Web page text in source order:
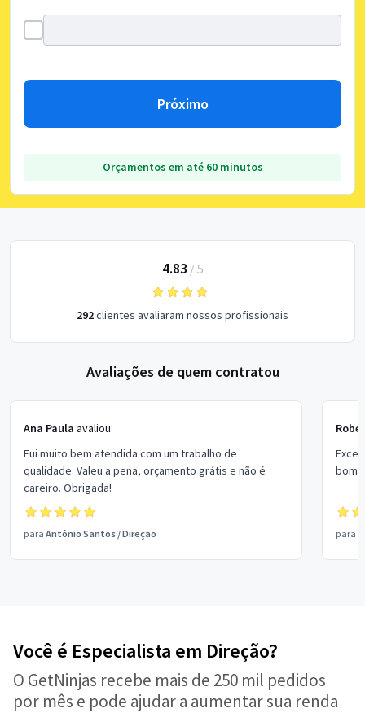
Próximo
Orçamentos em até 60 minutos
4.83 / 5
292clientes avaliaram nossos profissionais
Avaliações de quem contratou
Ana Paula avaliou:
Fui muito bem atendida com um trabalho de
qualidade. Valeu a pena, orçamento grátis e não é
careiro. Obrigada!
para Antônio Santos /Direção
bom
para
Você é Especialista em Direção?
O GetNinjas recebe mais de 250 mil pedidos
por mês e pode ajudar a aumentar sua renda